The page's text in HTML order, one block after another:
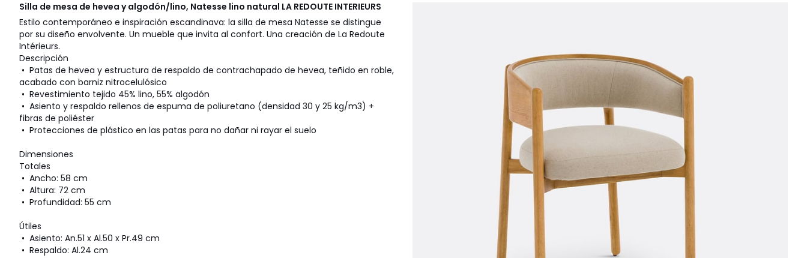
Silla de mesa de hevea y algodón/lino, Natesse lino natural LA REDOUTE INTERIEURS
Estilo contemporáneo e inspiración escandinava: la silla de mesa Natesse se distingue
por su diseño envolvente. Un mueble que invita al confort. Una creación de La Redoute
Intérieurs.
Descripción
• Patas de hevea y estructura de respaldo de contrachapado de hevea, teñido en roble,
acabado con barniz nitrocelulósico
• Revestimiento tejido 45% lino, 55% algodón
• Asiento y respaldo rellenos de espuma de poliuretano (densidad 30 y 25 kg/m3) +
fibras de poliéster
• Protecciones de plástico en las patas para no dañar ni rayar el suelo
Dimensiones
Totales
• Ancho: 58 cm
• Altura: 72 cm
• Profundidad: 55 cm
Útiles
• Asiento: An.51 x Al.50 x Pr.49 cm
• Respaldo: Al.24 cm